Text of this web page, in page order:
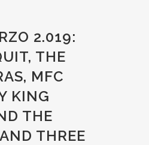
2.019:
THE
MFC
KING
THE
THREE